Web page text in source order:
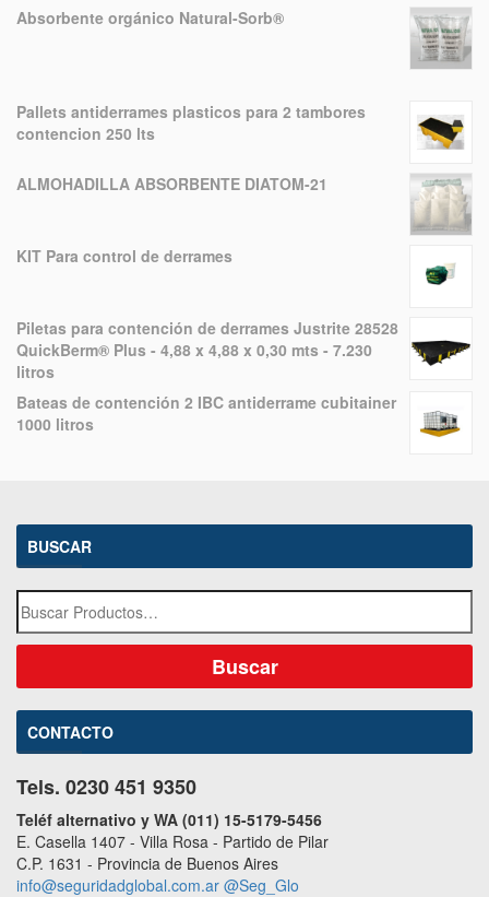
Absorbente orgánico Natural-Sorb®
Pallets antiderrames plasticos para 2 tambores
contencion 250 lts
ALMOHADILLA ABSORBENTE DIATOM-21
KIT Para control de derrames
Piletas para contención de derrames Justrite 28528
QuickBerm® Plus - 4,88 x 4,88 x 0,30 mts - 7.230
litros
Bateas de contención 2 IBC antiderrame cubitainer
1000 litros
BUSCAR
CONTACTO
Tels. 0230 451 9350
Teléf alternativo y WA (011) 15-5179-5456
E. Casella 1407 - Villa Rosa - Partido de Pilar
C.P. 1631 - Provincia de Buenos Aires
info@seguridadglobal.com.ar @Seg_Glo